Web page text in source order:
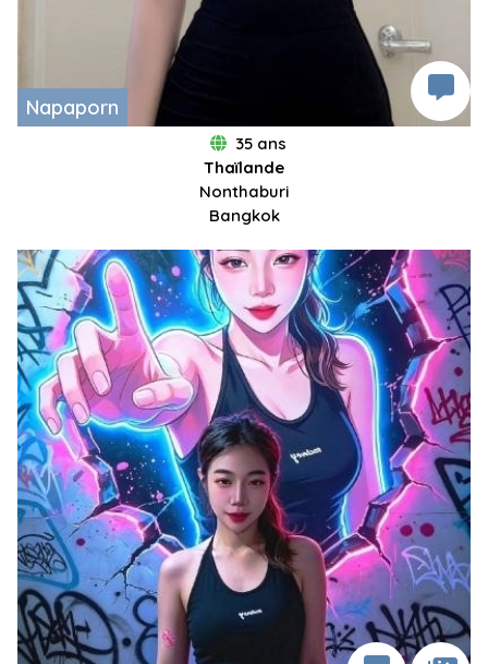
Napaporn
35 ans
Thaïlande
Nonthaburi
Bangkok